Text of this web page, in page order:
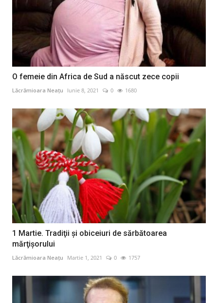
O femeie din Africa de Sud a născut zece copii
Lăcrămioara Neațu Iunie 8, 2021 0 1680
1 Martie. Tradiţii şi obiceiuri de sărbătoarea
mărţişorului
Lăcrămioara Neațu Martie 1, 2021 0 1757